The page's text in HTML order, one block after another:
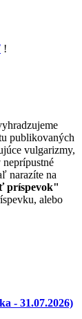
!
publikovaných
vulgarizmy,
neprípustné
narazíte na
príspevok"
alebo
- 31.07.2026)